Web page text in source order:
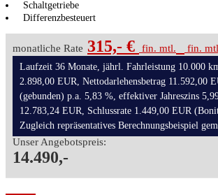
Schaltgetriebe
Differenzbesteuert
monatliche Rate 315,- € fin. mtl. fin.
Laufzeit 36 Monate, jährl. Fahrleistung 10.000
2.898,00 EUR, Nettodarlehensbetrag 11.592,00
(gebunden) p.a. 5,83 %, effektiver Jahreszins
12.783,24 EUR, Schlussrate 1.449,00 EUR
Zugleich repräsentatives Berechnungsbeispiel
Unser Angebotspreis:
14.490,-